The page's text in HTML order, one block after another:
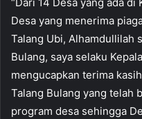
Desa yang menerima
Talang Ubi, Alhamdullilah
Bulang, saya selaku
mengucapkan terima
Talang Bulang yang telah
program desa sehingga